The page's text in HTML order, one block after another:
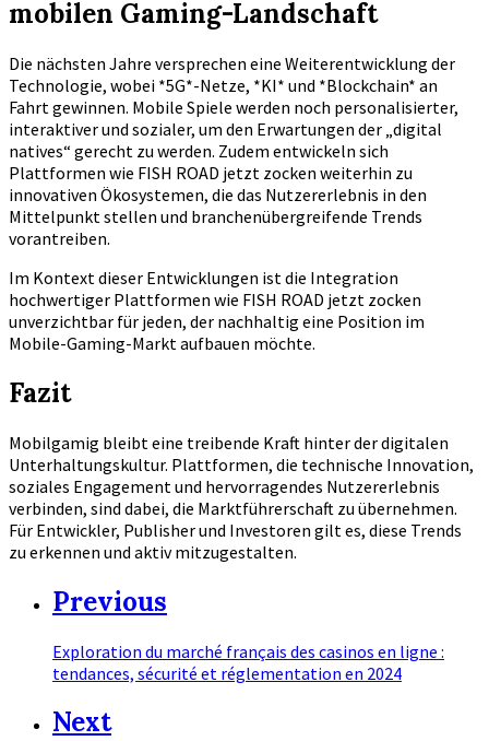
mobilen Gaming-Landschaft
Die nächsten Jahre versprechen eine Weiterentwicklung der
Technologie, wobei *5G*-Netze, *KI* und *Blockchain* an
Fahrt gewinnen. Mobile Spiele werden noch personalisierter,
interaktiver und sozialer, um den Erwartungen der „digital
natives“ gerecht zu werden. Zudem entwickeln sich
Plattformen wie FISH ROAD jetzt zocken weiterhin zu
innovativen Ökosystemen, die das Nutzererlebnis in den
Mittelpunkt stellen und branchenübergreifende Trends
vorantreiben.
Im Kontext dieser Entwicklungen ist die Integration
hochwertiger Plattformen wie FISH ROAD jetzt zocken
unverzichtbar für jeden, der nachhaltig eine Position im
Mobile-Gaming-Markt aufbauen möchte.
Fazit
Mobilgamig bleibt eine treibende Kraft hinter der digitalen
Unterhaltungskultur. Plattformen, die technische Innovation,
soziales Engagement und hervorragendes Nutzererlebnis
verbinden, sind dabei, die Marktführerschaft zu übernehmen.
Für Entwickler, Publisher und Investoren gilt es, diese Trends
zu erkennen und aktiv mitzugestalten.
Previous
Exploration du marché français des casinos en ligne :
tendances, sécurité et réglementation en 2024
Next